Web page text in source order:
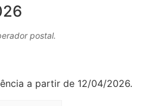
postal.
a partir de 12/04/2026.